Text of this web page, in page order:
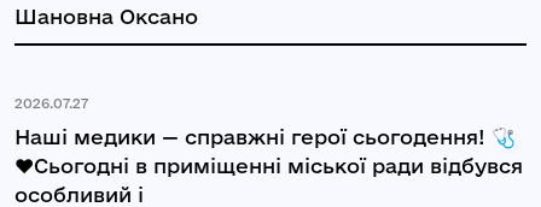
Шановна Оксано
2026.07.27
Наші медики — справжні герої сьогодення! 🩺
❤️Сьогодні в приміщенні міської ради відбувся
особливий і